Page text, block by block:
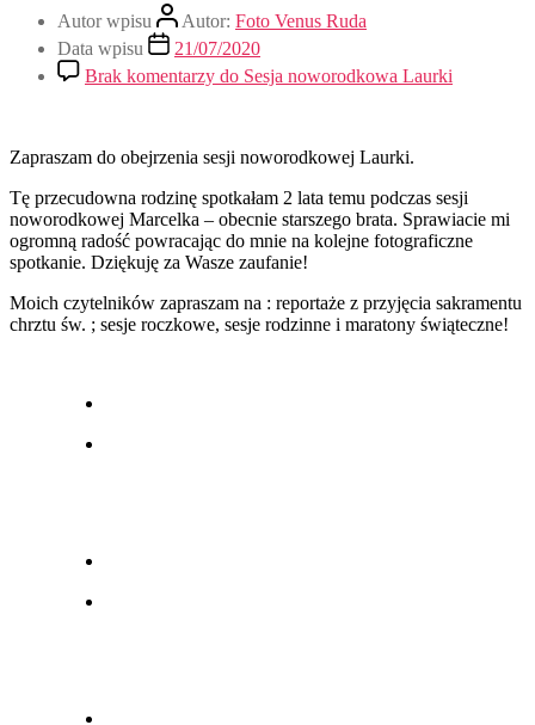
Autor wpisu Autor: Foto Venus Ruda
Data wpisu
21/07/2020
Brak komentarzy do Sesja noworodkowa Laurki
Zapraszam do obejrzenia sesji noworodkowej Laurki.
Tę przecudowna rodzinę spotkałam 2 lata temu podczas sesji
noworodkowej Marcelka – obecnie starszego brata. Sprawiacie mi
ogromną radość powracając do mnie na kolejne fotograficzne
spotkanie. Dziękuję za Wasze zaufanie!
Moich czytelników zapraszam na : reportaże z przyjęcia sakramentu
chrztu św. ; sesje roczkowe, sesje rodzinne i maratony świąteczne!